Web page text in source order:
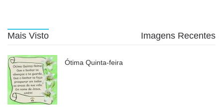
Mais Visto Imagens Recentes
Ótima Quinta-feira